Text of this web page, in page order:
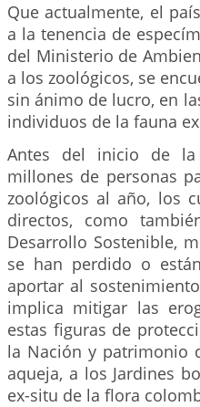
Que actualmente, el
a la tenencia de
del Ministerio de
a los zoológicos, se
sin ánimo de lucro, en
individuos de la fauna
Antes del inicio de la
millones de personas
zoológicos al año, los
directos, como
Desarrollo Sostenible,
se han perdido o
aportar al
implica mitigar las
estas figuras de
la Nación y patrimonio
aqueja, a los Jardines
ex-situ de la flora